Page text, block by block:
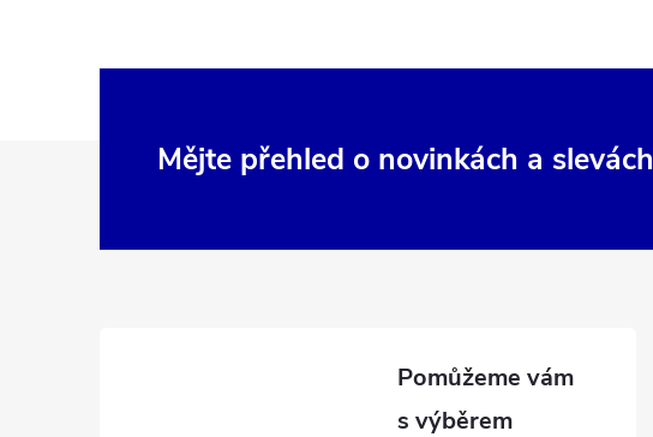
Mějte přehled o novinkách a slevách